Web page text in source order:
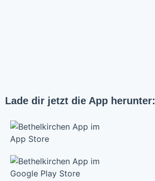
Lade dir jetzt die App herunter: